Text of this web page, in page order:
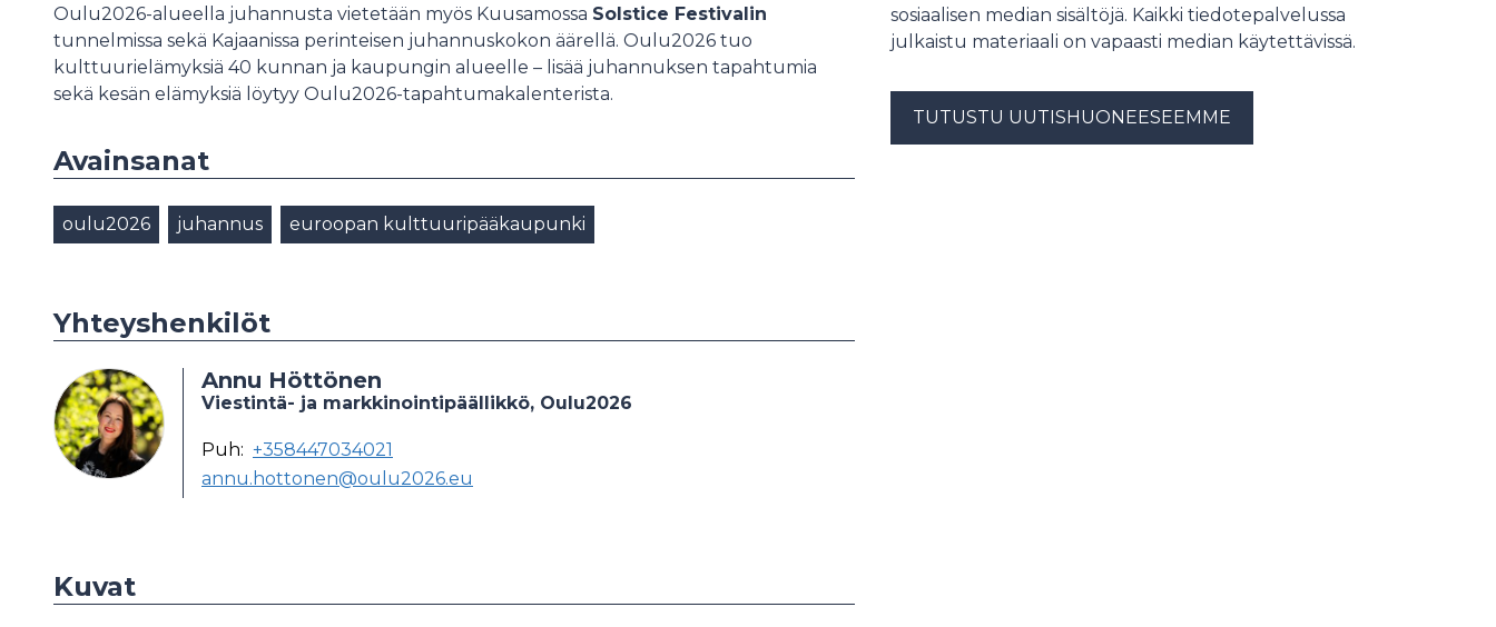
Oulu2026-alueella juhannusta vietetään myös Kuusamossa Solstice Festivalin
tunnelmissa sekä Kajaanissa perinteisen juhannuskokon äärellä. Oulu2026 tuo
kulttuurielämyksiä 40 kunnan ja kaupungin alueelle – lisää juhannuksen tapahtumia
sekä kesän elämyksiä löytyy Oulu2026-tapahtumakalenterista.
Avainsanat
oulu2026 juhannus euroopan kulttuuripääkaupunki
Yhteyshenkilöt
Annu Höttönen
Viestintä- ja markkinointipäällikkö, Oulu2026
Puh: +358447034021
annu.hottonen@oulu2026.eu
Kuvat
sosiaalisen median sisältöjä. Kaikki tiedotepalvelussa
julkaistu materiaali on vapaasti median käytettävissä.
TUTUSTU UUTISHUONEESEEMME